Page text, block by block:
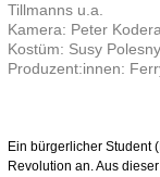
Tillmanns u.a.
Kamera: Peter Kodera
Kostüm: Susy Polesny
Produzent:innen:
Ein bürgerlicher Student
Revolution an. Aus